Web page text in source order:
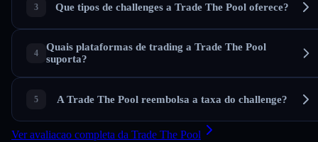
Que tipos de challenges a Trade The Pool oferece?
Quais plataformas de trading a Trade The Pool
suporta?
A Trade The Pool reembolsa a taxa do challenge?
Ver avaliacao completa da Trade The Pool